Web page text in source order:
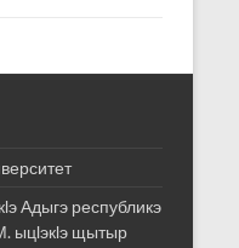
Адыгэ республикэ
ыцӏэкӏэ щытыр